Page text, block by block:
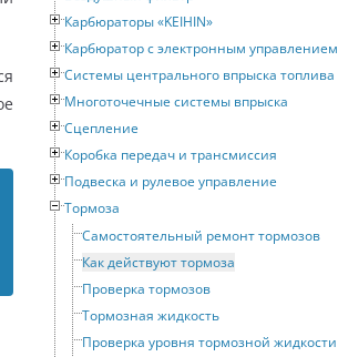
Карбюраторы «KEIHIN»
Карбюратор с электронным управлением
Системы центрального впрыска топлива
Многоточечные системы впрыска
Сцепление
Коробка передач и трансмиссия
Подвеска и рулевое управление
Тормоза
Самостоятельный ремонт тормозов
Как действуют тормоза
Проверка тормозов
Тормозная жидкость
Проверка уровня тормозной жидкости